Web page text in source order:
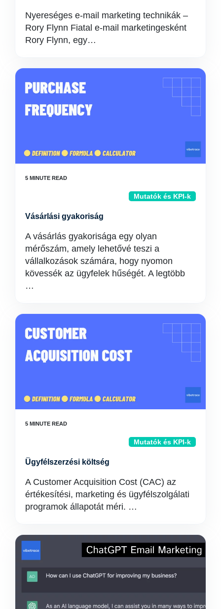
Nyereséges e-mail marketing technikák –
Rory Flynn Fiatal e-mail marketingesként
Rory Flynn, egy…
Mutatók és KPI-k
Vásárlási gyakoriság
A vásárlás gyakorisága egy olyan
mérőszám, amely lehetővé teszi a
vállalkozások számára, hogy nyomon
kövessék az ügyfelek hűségét. A legtöbb
…
Mutatók és KPI-k
Ügyfélszerzési költség
A Customer Acquisition Cost (CAC) az
értékesítési, marketing és ügyfélszolgálati
programok állapotát méri. …